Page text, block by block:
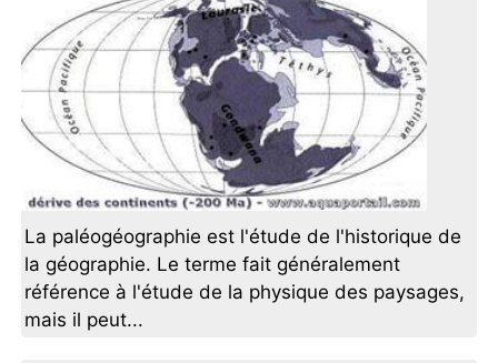
La paléogéographie est l'étude de l'historique de
la géographie. Le terme fait généralement
référence à l'étude de la physique des paysages,
mais il peut...